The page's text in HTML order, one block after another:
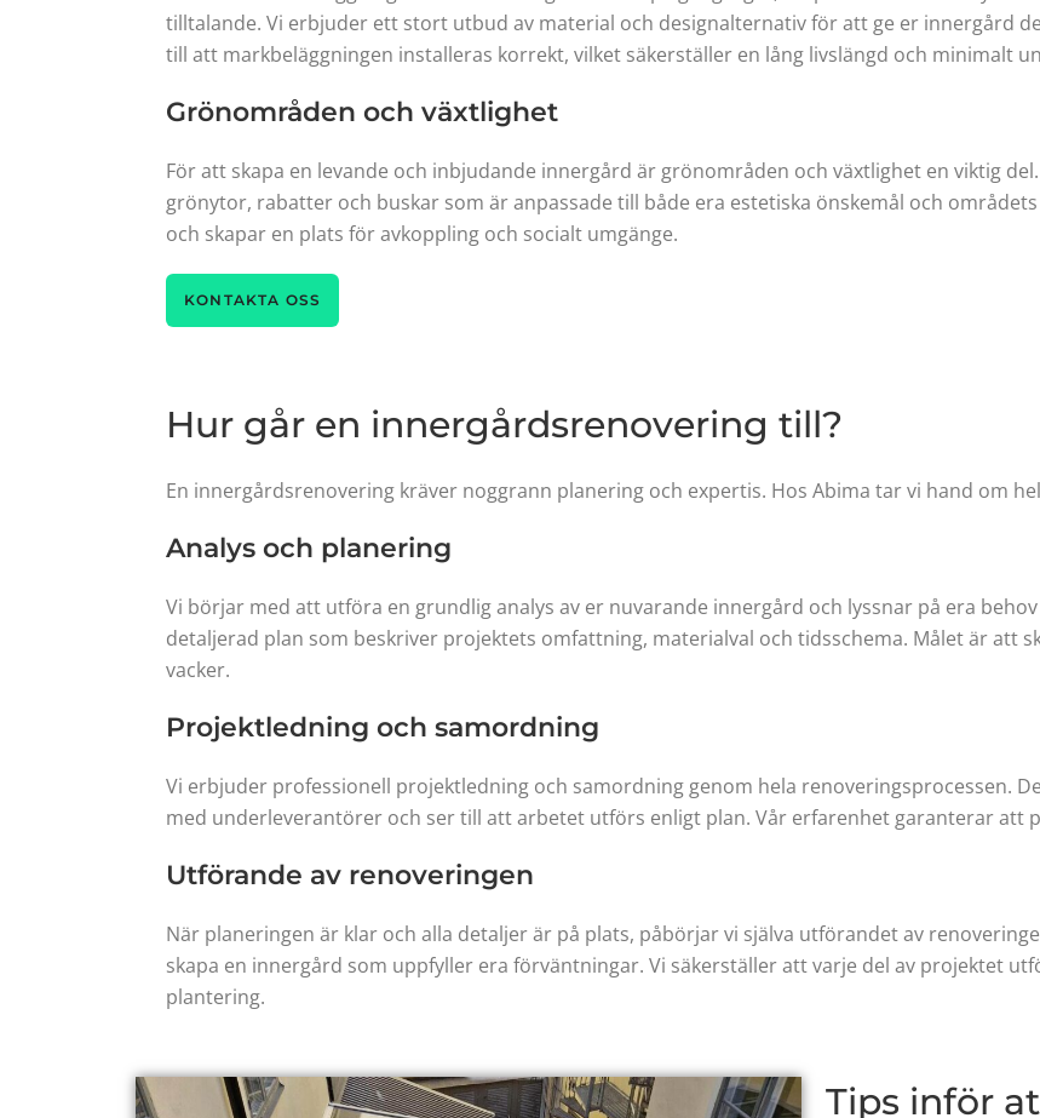
tilltalande. Vi erbjuder ett stort utbud av material och designalternativ för att ge er innergård
till att markbeläggningen installeras korrekt, vilket säkerställer en lång livslängd och minimalt
Grönområden och växtlighet
För att skapa en levande och inbjudande innergård är grönområden och växtlighet en viktig
grönytor, rabatter och buskar som är anpassade till både era estetiska önskemål och
och skapar en plats för avkoppling och socialt umgänge.
KONTAKTA OSS
Hur går en innergårdsrenovering till?
En innergårdsrenovering kräver noggrann planering och expertis. Hos Abima tar vi hand om
Analys och planering
Vi börjar med att utföra en grundlig analys av er nuvarande innergård och lyssnar på era
detaljerad plan som beskriver projektets omfattning, materialval och tidsschema. Målet är att
vacker.
Projektledning och samordning
Vi erbjuder professionell projektledning och samordning genom hela renoveringsprocessen.
med underleverantörer och ser till att arbetet utförs enligt plan. Vår erfarenhet garanterar att
Utförande av renoveringen
När planeringen är klar och alla detaljer är på plats, påbörjar vi själva utförandet av
skapa en innergård som uppfyller era förväntningar. Vi säkerställer att varje del av projektet
plantering.
Tips inför